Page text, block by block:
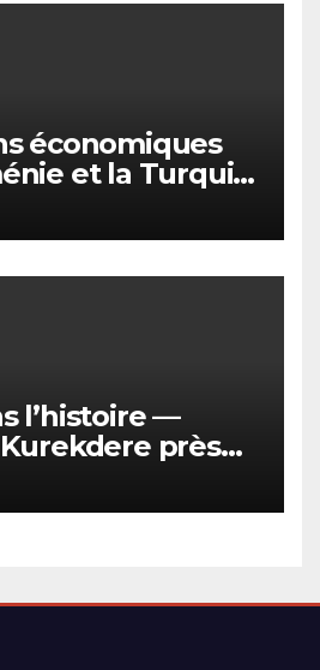
économiques
et la Turquie
l’histoire —
près